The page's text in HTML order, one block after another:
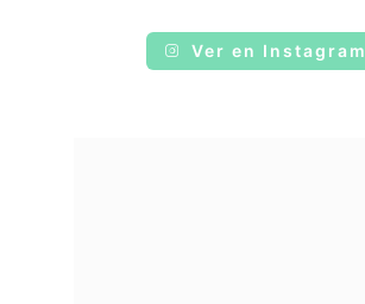
Ver en Instagram